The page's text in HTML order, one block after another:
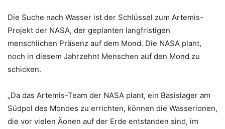
Die Suche nach Wasser ist der Schlüssel zum Artemis-
Projekt der NASA, der geplanten langfristigen
menschlichen Präsenz auf dem Mond. Die NASA plant,
noch in diesem Jahrzehnt Menschen auf den Mond zu
schicken.
„Da das Artemis-Team der NASA plant, ein Basislager am
Südpol des Mondes zu errichten, können die Wasserionen,
die vor vielen Äonen auf der Erde entstanden sind, im